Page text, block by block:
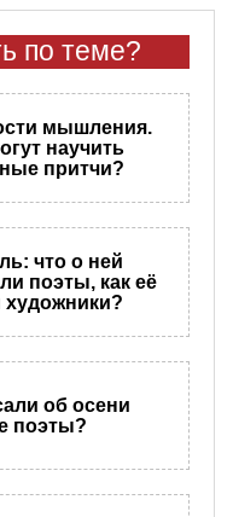
по теме?
мышления.
научить
притчи?
что о ней
поэты, как её
художники?
об осени
поэты?